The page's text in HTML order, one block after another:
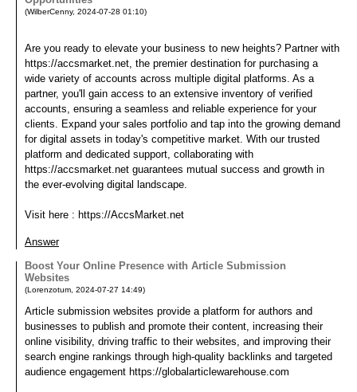
(WilberCenny, 2024-07-28 01:10)
Are you ready to elevate your business to new heights? Partner with
https://accsmarket.net, the premier destination for purchasing a
wide variety of accounts across multiple digital platforms. As a
partner, you'll gain access to an extensive inventory of verified
accounts, ensuring a seamless and reliable experience for your
clients. Expand your sales portfolio and tap into the growing demand
for digital assets in today's competitive market. With our trusted
platform and dedicated support, collaborating with
https://accsmarket.net guarantees mutual success and growth in
the ever-evolving digital landscape.
Visit here : https://AccsMarket.net
Answer
Boost Your Online Presence with Article Submission
Websites
(Lorenzotum 2024-07-27 14:49)
Article submission websites provide a platform for authors and
businesses to publish and promote their content, increasing their
online visibility, driving traffic to their websites, and improving their
search engine rankings through high-quality backlinks and targeted
audience engagement https://globalarticlewarehouse.com